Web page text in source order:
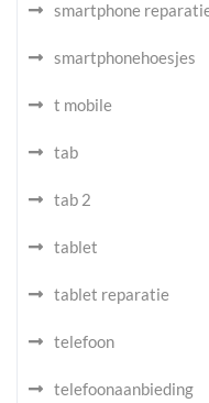
smartphone
smartphonehoesjes
t mobile
tab
tab 2
tablet
tablet reparatie
telefoon
telefoonaanbieding